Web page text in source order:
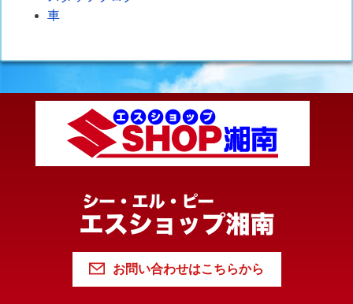
車
お問い合わせはこちらから